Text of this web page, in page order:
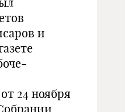
и
24 ноября